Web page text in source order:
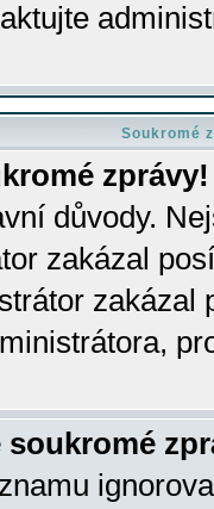
Soukromé
zprávy!
důvody.
zakázal
zakázal
soukromé